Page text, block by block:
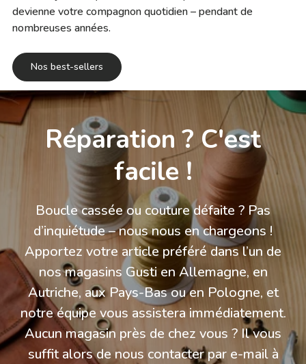
devienne votre compagnon quotidien – pendant de
nombreuses années.
Nos best-sellers
Réparation ? C'est
facile !
Boucle cassée ou couture défaite ? Pas
d’inquiétude – nous nous en chargeons !
Apportez votre article préféré dans l’un de
nos magasins Gusti en Allemagne, en
Autriche, aux Pays-Bas ou en Pologne, et
notre équipe vous assistera immédiatement.
Aucun magasin près de chez vous ? Il vous
suffit alors de nous contacter par e-mail à